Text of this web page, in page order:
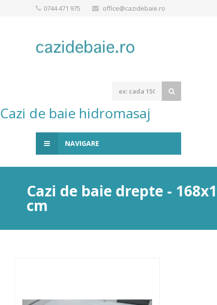
0744 471 975 office@cazidebaie.ro
Cazi de baie hidromasaj
NAVIGARE
Cazi de baie drepte -
cm